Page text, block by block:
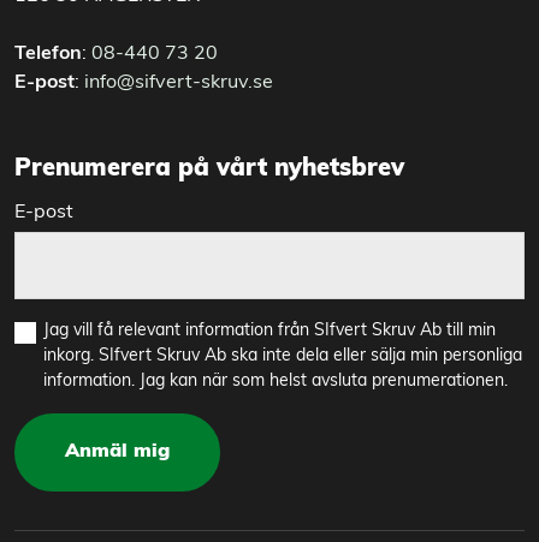
Telefon: 08-440 73 20
E-post: info@sifvert-skruv.se
Prenumerera på vårt nyhetsbrev
E-post
Jag vill få relevant information från SIfvert Skruv Ab till min
inkorg. SIfvert Skruv Ab ska inte dela eller sälja min personliga
information. Jag kan när som helst avsluta prenumerationen.
Anmäl mig